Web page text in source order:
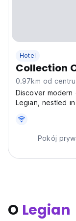
Hotel
Collection
0.97km od
Discover modern
Legian, nestled
Perfectly
chic boutiques,
boutique...
Pokój
O Legian